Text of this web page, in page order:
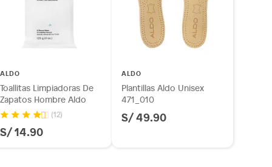
productos para asfalto.
tecnología, línea blanca, colchones, muebles,
suplementos alimenticios, vitaminas.
ALDO
Toallitas Limpiadoras De
Zapatos Hombre Aldo
(12)
S/ 14.90
ALDO
Plantillas Aldo Unisex
471_010
S/ 49.90